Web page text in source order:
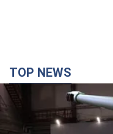
TOP NEWS